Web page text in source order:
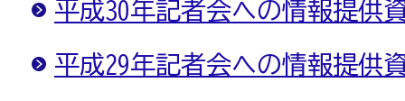
平成30年記者会への情報提供
平成29年記者会への情報提供